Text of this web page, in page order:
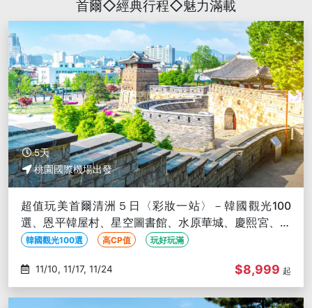
首爾◇經典行程◇魅力滿載
5天
桃園國際機場出發
超值玩美首爾清洲５日〈彩妝一站〉－韓國觀光100
選、恩平韓屋村、星空圖書館、水原華城、慶熙宮、聖
水洞、OUTLET、韓服
韓國觀光100選 高CP值 玩好玩滿
11/10, 11/17, 11/24 $8,999 起